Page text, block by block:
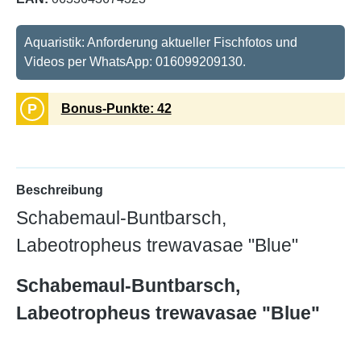
Aquaristik: Anforderung aktueller Fischfotos und
Videos per WhatsApp: 016099209130.
P Bonus-Punkte: 42
Beschreibung
Schabemaul-Buntbarsch,
Labeotropheus trewavasae "Blue"
Schabemaul-Buntbarsch,
Labeotropheus trewavasae "Blue"